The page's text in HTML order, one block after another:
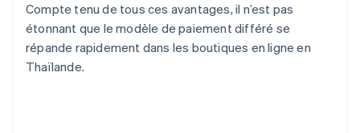
Compte tenu de tous ces avantages, il n’est pas
étonnant que le modèle de paiement différé se
répande rapidement dans les boutiques en ligne en
Thaïlande.